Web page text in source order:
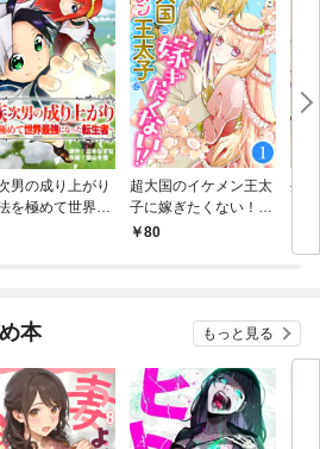
男の成り上がり
を極めて世界最
った転生者～
超大国のイケメン王太
子に嫁ぎたくない！！
1話
80
生
パ
本 もっと見る